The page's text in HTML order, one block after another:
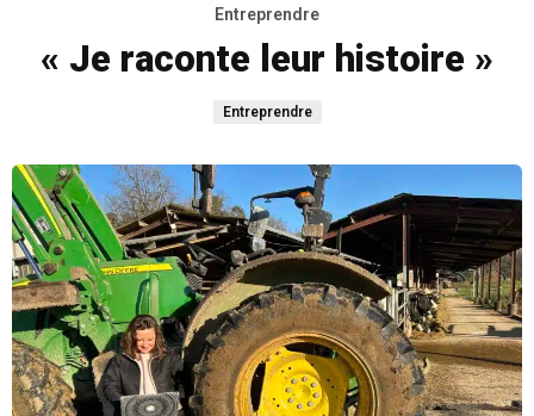
Entreprendre
« Je raconte leur histoire »
Entreprendre